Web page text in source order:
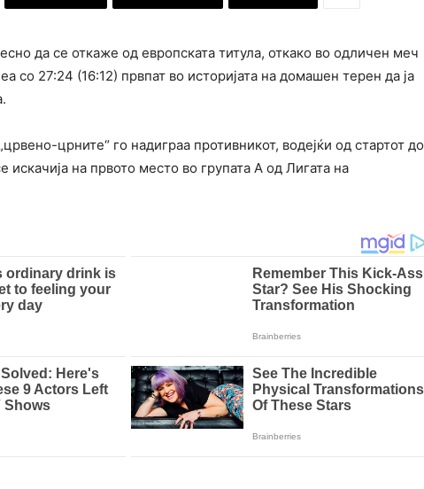
да се откаже од европската титула, откако во одличен меч
со 27:24 (16:12) првпат во историјата на домашен терен да ја
црните“ го надиграа противникот, водејќи од стартот до
на првото место во групата А од Лигата на